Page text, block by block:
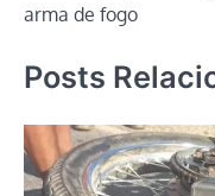
arma de fogo
Posts